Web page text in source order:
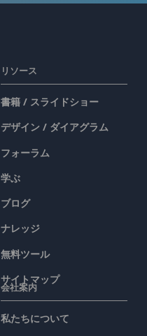
リソース
書籍 / スライドショー
デザイン / ダイアグラム
フォーラム
学ぶ
ブログ
ナレッジ
無料ツール
サイトマップ
会社案内
私たちについて